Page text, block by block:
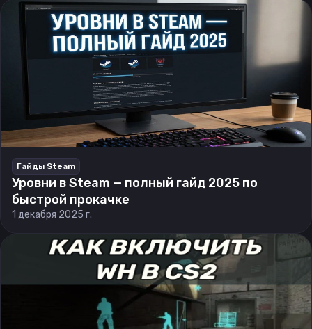
Гайды Steam
Уровни в Steam — полный гайд 2025 по
быстрой прокачке
1 декабря 2025 г.